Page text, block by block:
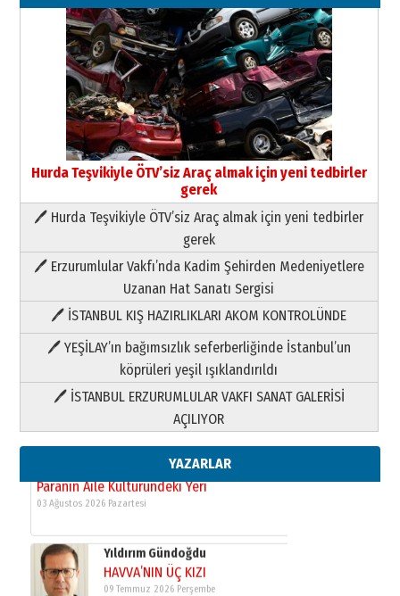
Hurda Teşvikiyle ÖTV’siz Araç almak için yeni tedbirler
gerek
🖊 Hurda Teşvikiyle ÖTV’siz Araç almak için yeni tedbirler
gerek
🖊 Erzurumlular Vakfı’nda Kadim Şehirden Medeniyetlere
Uzanan Hat Sanatı Sergisi
🖊 İSTANBUL KIŞ HAZIRLIKLARI AKOM KONTROLÜNDE
🖊 YEŞİLAY’ın bağımsızlık seferberliğinde İstanbul’un
köprüleri yeşil ışıklandırıldı
🖊 İSTANBUL ERZURUMLULAR VAKFI SANAT GALERİSİ
AÇILIYOR
YAZARLAR
Paranın Aile Kültüründeki Yeri
03 Ağustos 2026 Pazartesi
Yıldırım Gündoğdu
HAVVA’NIN ÜÇ KIZI
09 Temmuz 2026 Perşembe
Yusuf POLAT
Şampiyonluk Sebahattin Şirin’e
yazar
11 Mayıs 2026 Pazartesi
Neşat YALÇIN
Paranın Aile Kültüründeki Yeri
Yıldırım Gündoğdu